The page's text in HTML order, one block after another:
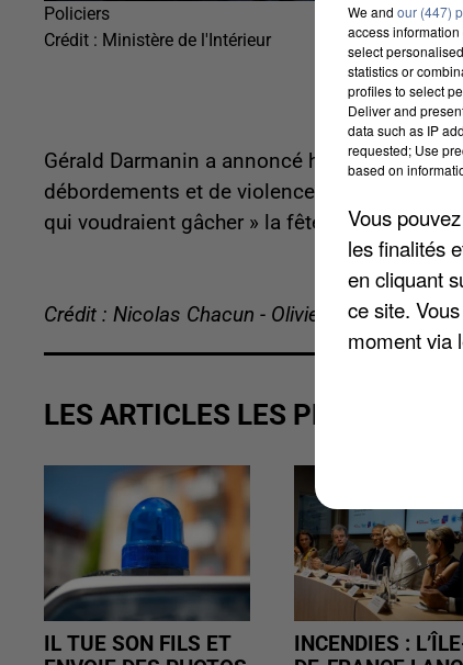
Policiers
Crédit : Ministère de l'Intérieur
Gérald Darmanin a annoncé hier un «
débordements et de violences. Le ministre
qui voudraient gâcher » la fête. Bus et
Crédit : Nicolas Chacun - Olivier Doyen
LES ARTICLES LES PLUS VUS
IL TUE SON FILS ET
INCENDIES :
We and our (447)
access
select
statistics or
profiles to select
Deliver and
data such as IP
requested; Use
based on
Vous
les finalités
en cliquant
ce site.
moment via